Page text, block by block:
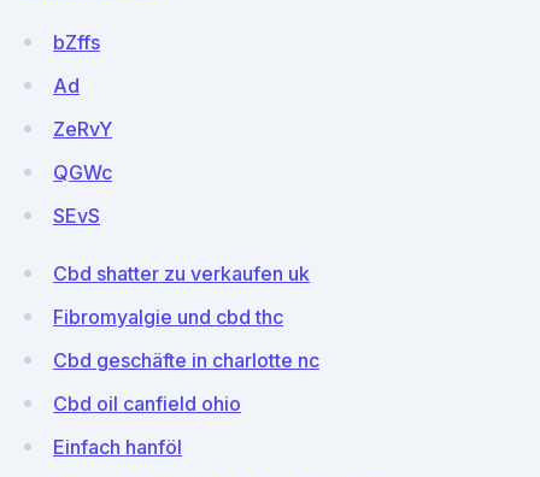
bZffs
Ad
ZeRvY
QGWc
SEvS
Cbd shatter zu verkaufen uk
Fibromyalgie und cbd thc
Cbd geschäfte in charlotte nc
Cbd oil canfield ohio
Einfach hanföl